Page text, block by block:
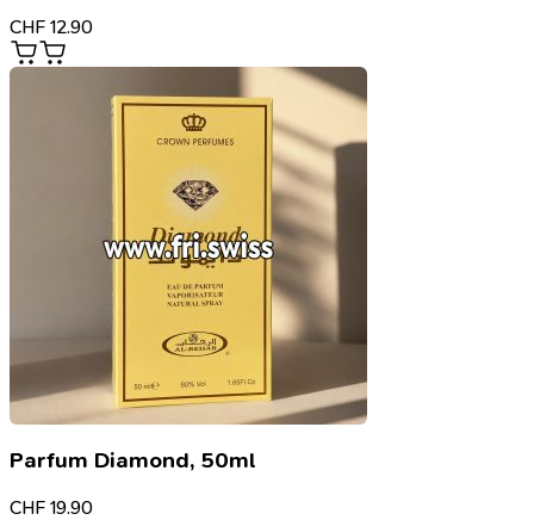
CHF 12.90
Parfum Diamond, 50ml
CHF 19.90